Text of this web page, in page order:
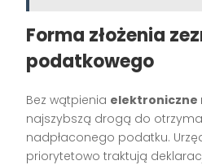
Forma złożenia
podatkowego
Bez wątpienia elektroniczne
najszybszą drogą do
nadpłaconego podatku.
priorytetowo traktują